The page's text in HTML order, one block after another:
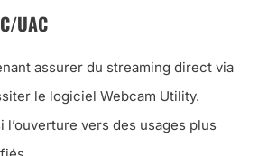
UAC
assurer du streaming direct via
le logiciel Webcam Utility.
l’ouverture vers des usages plus